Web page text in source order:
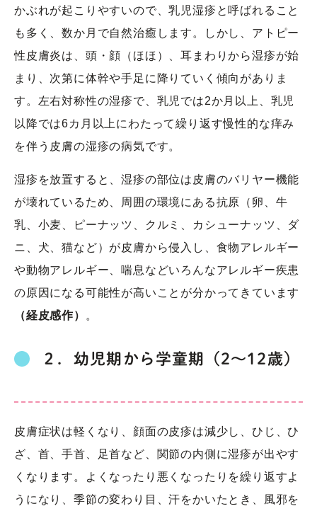
かぶれが起こりやすいので、乳児湿疹と呼ばれること
も多く、数か月で自然治癒します。しかし、アトピー
性皮膚炎は、頭・顔（ほほ）、耳まわりから湿疹が始
まり、次第に体幹や手足に降りていく傾向がありま
す。左右対称性の湿疹で、 乳児では2か月以上、乳児
以降では6カ月以上にわたって繰り返す慢性的な痒み
を伴う皮膚の湿疹の病気です。
湿疹を放置すると、湿疹の部位は皮膚のバリヤー機能
が壊れているため、周囲の環境にある抗原（卵、牛
乳、小麦、ピーナッツ、クルミ、カシューナッツ、ダ
ニ、犬、猫など）が皮膚から侵入し、食物アレルギー
や動物アレルギー、喘息などいろんなアレルギー疾患
の原因になる可能性が高いことが分かってきています
（経皮感作）
。
２．幼児期から学童期（2～12歳）
皮膚症状は軽くなり、顔面の皮疹は減少し、ひじ、ひ
ざ、首、手首、足首など、関節の内側に湿疹が出やす
くなります。よくなったり悪くなったりを繰り返すよ
うになり、季節の変わり目、汗をかいたとき、風邪を